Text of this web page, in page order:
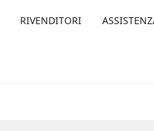
RIVENDITORI